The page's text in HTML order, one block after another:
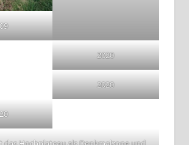
2020
2020